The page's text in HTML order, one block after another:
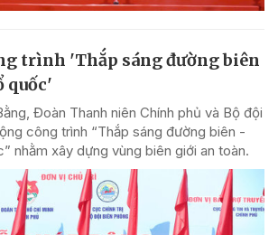
trình 'Thắp sáng đường biên
quốc'
Đoàn Thanh niên Chính phủ và Bộ đội
công trình “Thắp sáng đường biên -
nhằm xây dựng vùng biên giới an toàn.